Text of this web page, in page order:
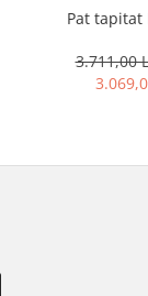
Pat tapitat
3.711,00